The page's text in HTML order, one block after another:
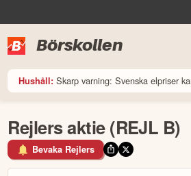
Börskollen
Hushåll: Skarp varning: Svenska elpriser
Rejlers aktie (REJL B)
Bevaka Rejlers